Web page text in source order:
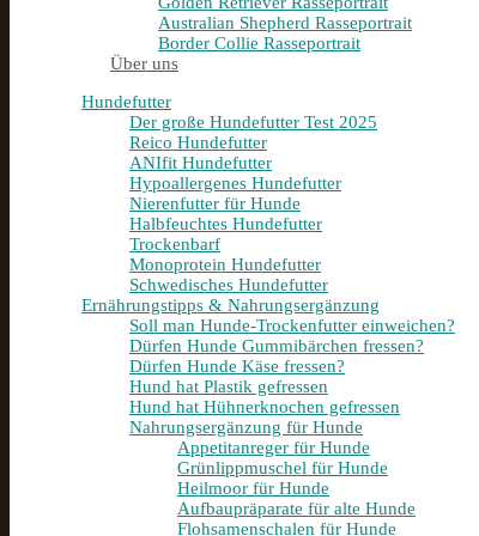
Australian Shepherd Rasseportrait
Border Collie Rasseportrait
Über uns
Hundefutter
Der große Hundefutter Test 2025
Reico Hundefutter
ANIfit Hundefutter
Hypoallergenes Hundefutter
Nierenfutter für Hunde
Halbfeuchtes Hundefutter
Trockenbarf
Monoprotein Hundefutter
Schwedisches Hundefutter
Ernährungstipps & Nahrungsergänzung
Soll man Hunde-Trockenfutter einweichen?
Dürfen Hunde Gummibärchen fressen?
Dürfen Hunde Käse fressen?
Hund hat Plastik gefressen
Hund hat Hühnerknochen gefressen
Nahrungsergänzung für Hunde
Appetitanreger für Hunde
Grünlippmuschel für Hunde
Heilmoor für Hunde
Aufbaupräparate für alte Hunde
Flohsamenschalen für Hunde